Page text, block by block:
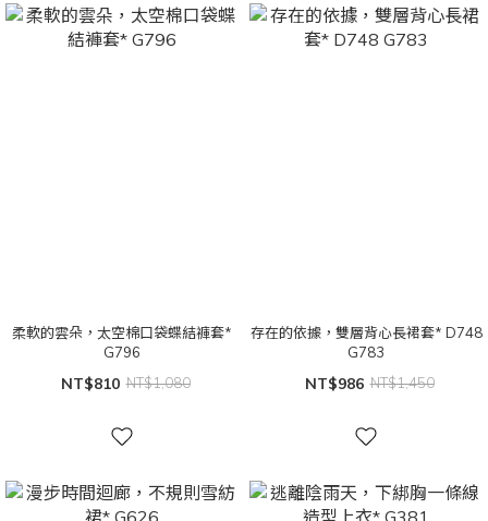
柔軟的雲朵，太空棉口袋蝶結褲套*
G796
NT$810 NT$1,080
存在的依據，雙層背心長裙套* D748
G783
NT$986 NT$1,450